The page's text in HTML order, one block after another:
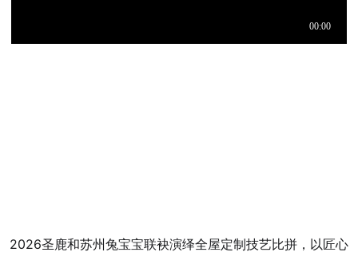
2026圣鹿和苏州兔宝宝联袂演绎全屋定制技艺比拼，以匠心